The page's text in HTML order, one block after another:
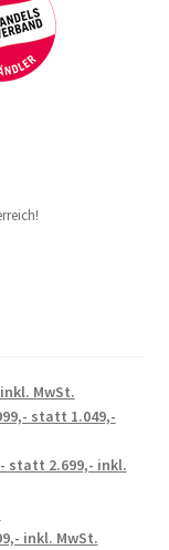
MwSt.
statt 1.049,-
statt 2.699,- inkl.
inkl. MwSt.